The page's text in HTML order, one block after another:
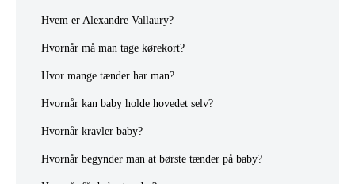
Hvem er Alexandre Vallaury?
Hvornår må man tage kørekort?
Hvor mange tænder har man?
Hvornår kan baby holde hovedet selv?
Hvornår kravler baby?
Hvornår begynder man at børste tænder på baby?